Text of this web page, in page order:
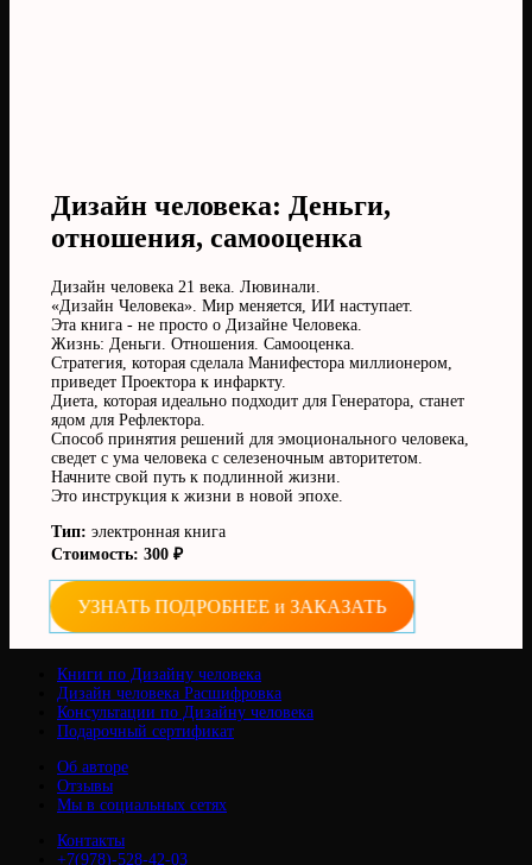
Дизайн человека: Деньги,
отношения, самооценка
Дизайн человека 21 века. Лювинали.
«Дизайн Человека». Мир меняется, ИИ наступает.
Эта книга - не просто о Дизайне Человека.
Жизнь: Деньги. Отношения. Самооценка.
Стратегия, которая сделала Манифестора миллионером,
приведет Проектора к инфаркту.
Диета, которая идеально подходит для Генератора, станет
ядом для Рефлектора.
Способ принятия решений для эмоционального человека,
сведет с ума человека с селезеночным авторитетом.
Начните свой путь к подлинной жизни.
Это инструкция к жизни в новой эпохе.
Тип: электронная книга
Стоимость: 300 ₽
УЗНАТЬ ПОДРОБНЕЕ и ЗАКАЗАТЬ
Книги по Дизайну человека
Дизайн человека Расшифровка
Консультации по Дизайну человека
Подарочный сертификат
Об авторе
Отзывы
Мы в социальных сетях
Контакты
+7(978)-528-42-03